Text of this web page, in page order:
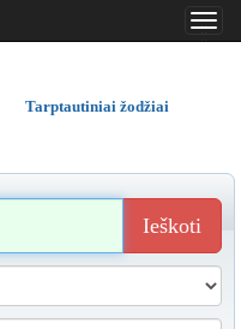
..
..
Tarptautiniai žodžiai
Ieškoti